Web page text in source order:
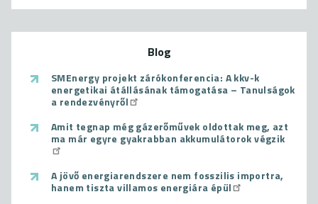
Blog
SMEnergy projekt zárókonferencia: A kkv-k
energetikai átállásának támogatása – Tanulságok
a rendezvényről
Amit tegnap még gázerőművek oldottak meg, azt
ma már egyre gyakrabban akkumulátorok végzik
A jövő energiarendszere nem fosszilis importra,
hanem tiszta villamos energiára épül